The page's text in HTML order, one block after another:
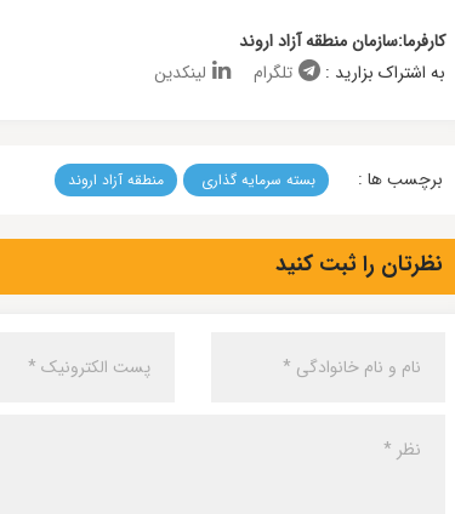
کارفرما:سازمان منطقه آزاد اروند
به اشتراک بزارید :
تلگرام لینکدین
برچسب ها : بسته سرمایه گذاری منطقه آزاد اروند
نظرتان را ثبت کنید